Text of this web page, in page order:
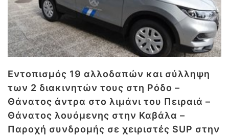
Εντοπισμός 19 αλλοδαπών και σύλληψη
των 2 διακινητών τους στη Ρόδο –
Θάνατος άντρα στο λιμάνι του Πειραιά –
Θάνατος λουόμενης στην Καβάλα –
Παροχή συνδρομής σε χειριστές SUP στην